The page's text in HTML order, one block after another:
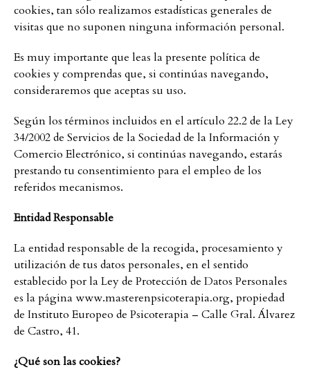
cookies, tan sólo realizamos estadísticas generales de
visitas que no suponen ninguna información personal.
Es muy importante que leas la presente política de
cookies y comprendas que, si continúas navegando,
consideraremos que aceptas su uso.
Según los términos incluidos en el artículo 22.2 de la Ley
34/2002 de Servicios de la Sociedad de la Información y
Comercio Electrónico, si continúas navegando, estarás
prestando tu consentimiento para el empleo de los
referidos mecanismos.
Entidad Responsable
La entidad responsable de la recogida, procesamiento y
utilización de tus datos personales, en el sentido
establecido por la Ley de Protección de Datos Personales
es la página www.masterenpsicoterapia.org, propiedad
de Instituto Europeo de Psicoterapia – Calle Gral. Álvarez
de Castro, 41.
¿Qué son las cookies?